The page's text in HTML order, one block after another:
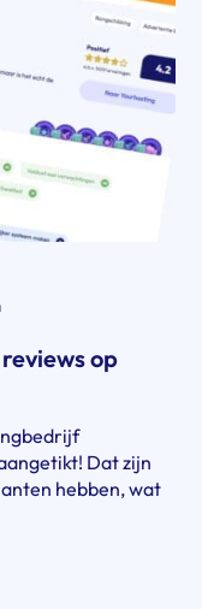
op
Dat zijn
hebben, wat